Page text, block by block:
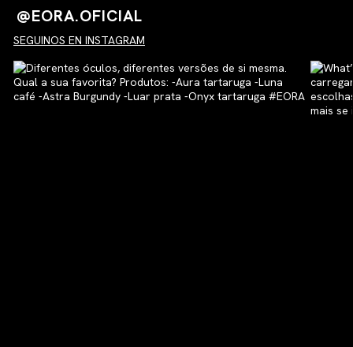
@EORA.OFICIAL
SEGUINOS EN INSTAGRAM